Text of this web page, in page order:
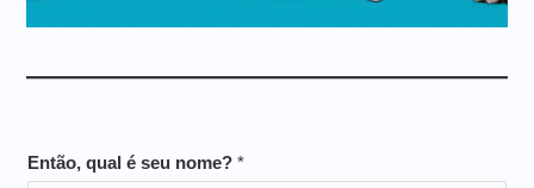
Então, qual é seu nome?*